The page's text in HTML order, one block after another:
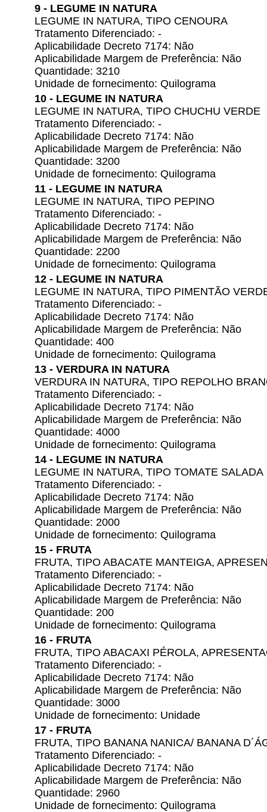
9 - LEGUME IN NATURA
LEGUME IN NATURA, TIPO CENOURA
Tratamento Diferenciado: -
Aplicabilidade Decreto 7174: Não
Aplicabilidade Margem de Preferência: Não
Quantidade: 3210
Unidade de fornecimento: Quilograma
10 - LEGUME IN NATURA
LEGUME IN NATURA, TIPO CHUCHU VERDE
Tratamento Diferenciado: -
Aplicabilidade Decreto 7174: Não
Aplicabilidade Margem de Preferência: Não
Quantidade: 3200
Unidade de fornecimento: Quilograma
11 - LEGUME IN NATURA
LEGUME IN NATURA, TIPO PEPINO
Tratamento Diferenciado: -
Aplicabilidade Decreto 7174: Não
Aplicabilidade Margem de Preferência: Não
Quantidade: 2200
Unidade de fornecimento: Quilograma
12 - LEGUME IN NATURA
LEGUME IN NATURA, TIPO PIMENTÃO
Tratamento Diferenciado: -
Aplicabilidade Decreto 7174: Não
Aplicabilidade Margem de Preferência: Não
Quantidade: 400
Unidade de fornecimento: Quilograma
13 - VERDURA IN NATURA
VERDURA IN NATURA, TIPO REPOLHO
Tratamento Diferenciado: -
Aplicabilidade Decreto 7174: Não
Aplicabilidade Margem de Preferência: Não
Quantidade: 4000
Unidade de fornecimento: Quilograma
14 - LEGUME IN NATURA
LEGUME IN NATURA, TIPO TOMATE SALADA
Tratamento Diferenciado: -
Aplicabilidade Decreto 7174: Não
Aplicabilidade Margem de Preferência: Não
Quantidade: 2000
Unidade de fornecimento: Quilograma
15 - FRUTA
FRUTA, TIPO ABACATE MANTEIGA,
Tratamento Diferenciado: -
Aplicabilidade Decreto 7174: Não
Aplicabilidade Margem de Preferência: Não
Quantidade: 200
Unidade de fornecimento: Quilograma
16 - FRUTA
FRUTA, TIPO ABACAXI PÉROLA,
Tratamento Diferenciado: -
Aplicabilidade Decreto 7174: Não
Aplicabilidade Margem de Preferência: Não
Quantidade: 3000
Unidade de fornecimento: Unidade
17 - FRUTA
FRUTA, TIPO BANANA NANICA/ BANANA
Tratamento Diferenciado: -
Aplicabilidade Decreto 7174: Não
Aplicabilidade Margem de Preferência: Não
Quantidade: 2960
Unidade de fornecimento: Quilograma